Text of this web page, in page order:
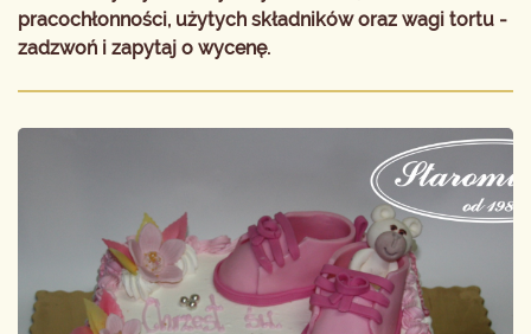
pracochłonności, użytych składników oraz wagi tortu -
zadzwoń i zapytaj o wycenę.